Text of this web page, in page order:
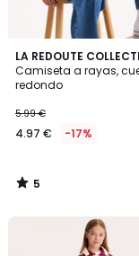
LA REDOUTE
Camiseta a rayas,
redondo
5.99 €
4.97 € -17%
5
/
5
5
/